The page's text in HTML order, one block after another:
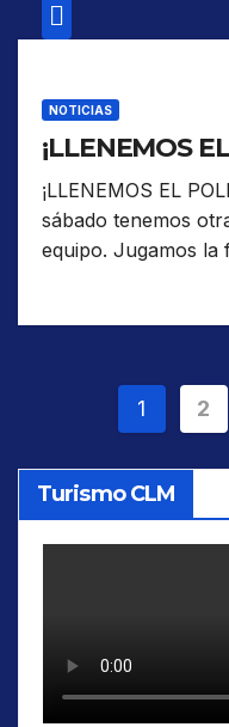
NOTICIAS
¡LLENEMOS
¡LLENEMOS EL
sábado tenemos
equipo. Jugamos la
de
1 2
Turismo CLM